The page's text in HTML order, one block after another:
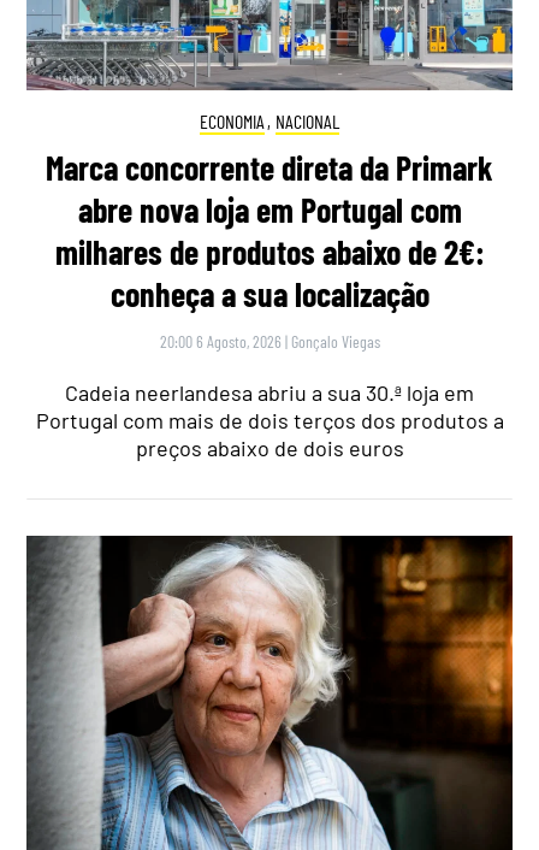
ECONOMIA , NACIONAL
Marca concorrente direta da Primark
abre nova loja em Portugal com
milhares de produtos abaixo de 2€:
conheça a sua localização
20:00 6 Agosto, 2026 | Gonçalo Viegas
Cadeia neerlandesa abriu a sua 30.ª loja em
Portugal com mais de dois terços dos produtos a
preços abaixo de dois euros